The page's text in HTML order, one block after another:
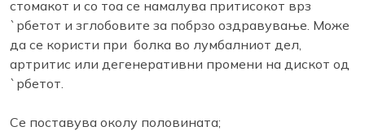
стомакот и со тоа се намалува притисокот врз
`рбетот и зглобовите за побрзо оздравување. Може
да се користи при болка во лумбалниот дел,
артритис или дегенеративни промени на дискот од
`рбетот.
Се поставува околу половината;